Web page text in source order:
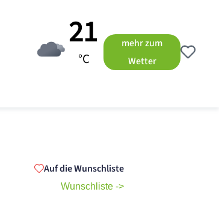
21
°C
mehr zum
Wetter
Auf die Wunschliste
Wunschliste ->